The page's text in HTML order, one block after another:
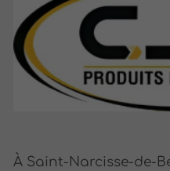
À Saint-Narcisse-de-